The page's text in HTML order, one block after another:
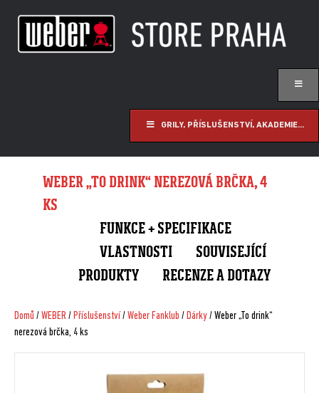
GRILY, PŘÍSLUŠENSTVÍ, AKADEMIE...
WEBER „TO DRINK“ NEREZOVÁ BRČKA, 4
KS
FUNKCE + SPECIFIKACE
VLASTNOSTI
SOUVISEJÍCÍ
PRODUKTY
RECENZE A DOTAZY
Domů /WEBER/ Příslušenství/Weber Fanklub / Dárky/ Weber „To drink“
nerezová brčka, 4 ks